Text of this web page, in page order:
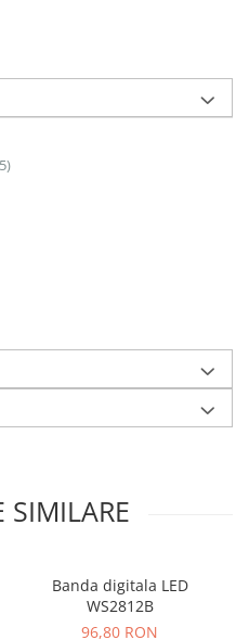
SIMILARE
Banda digitala LED
WS2812B
96,80 RON